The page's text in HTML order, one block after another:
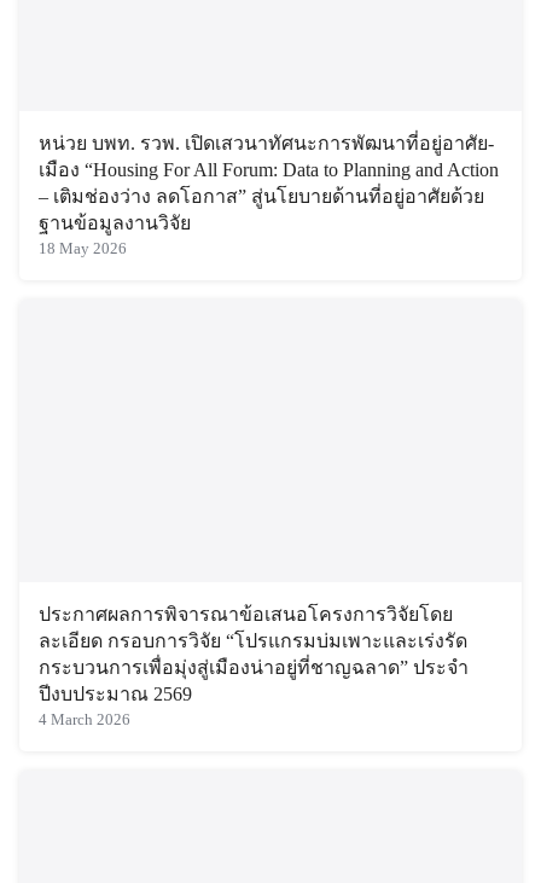
หน่วย บพท. รวพ. เปิดเสวนาทัศนะการพัฒนาที่อยู่อาศัย-
เมือง “Housing For All Forum: Data to Planning and Action
– เติมช่องว่าง ลดโอกาส” สู่นโยบายด้านที่อยู่อาศัยด้วย
ฐานข้อมูลงานวิจัย
18 May 2026
ประกาศผลการพิจารณาข้อเสนอโครงการวิจัยโดย
ละเอียด กรอบการวิจัย “โปรแกรมบ่มเพาะและเร่งรัด
กระบวนการเพื่อมุ่งสู่เมืองน่าอยู่ที่ชาญฉลาด” ประจำ
ปีงบประมาณ 2569
4 March 2026